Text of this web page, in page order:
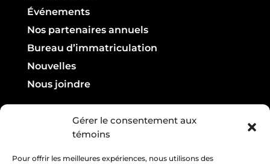
Gérer le consentement aux
témoins
Pour offrir les meilleures expériences, nous utilisons des
Événements
Nos partenaires annuels
Bureau d’immatriculation
Nouvelles
Nous joindre
Infolettre
Courriel :